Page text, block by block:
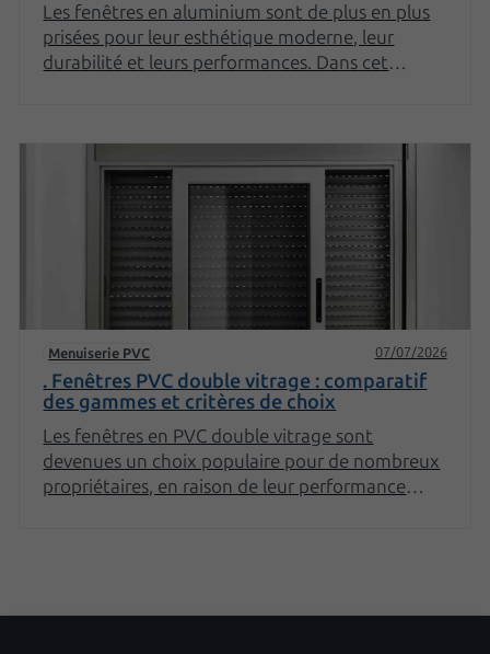
Les fenêtres en aluminium sont de plus en plus
prisées pour leur esthétique moderne, leur
durabilité et leurs performances. Dans cet
thermiques. Chaque section vous apportera des
informations précieuses pour mieux comprendre
l'intérêt de ce matériau dans le domaine de la
Menuiserie PVC 07/07/2026
. Fenêtres PVC double vitrage : comparatif
des gammes et critères de choix
Les fenêtres en PVC double vitrage sont
devenues un choix populaire pour de nombreux
propriétaires, en raison de leur performance
détaillé des différentes gammes de fenêtres PVC